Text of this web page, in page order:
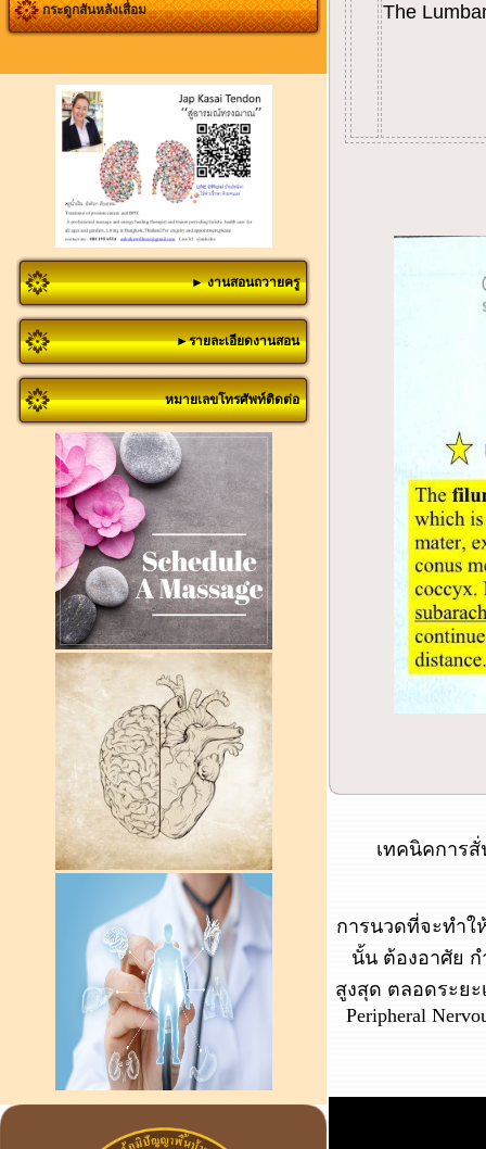
กระดูกสันหลังเสื่อม
► งานสอนถวายครู
►รายละเอียดงานสอน
หมายเลขโทรศัพท์ติดต่อ
The
เทคนิคการ
การนวดที่จะทำใ
นั้น ต้องอาศัย
สูงสุด ตลอดระย
Peripheral